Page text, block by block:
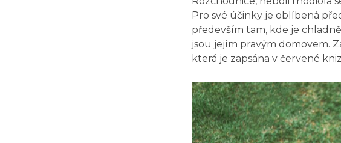
Pro své účinky je oblíbená
především tam, kde je
jsou jejím pravým domovem.
která je zapsána v červené